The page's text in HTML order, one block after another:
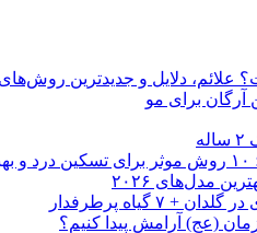
علائم، دلایل و جدیدترین
برای مو
مدل‌های ۲۰۲۶
۷ گیاه پرطرفدار
(عج) آرامش پیدا کنیم؟